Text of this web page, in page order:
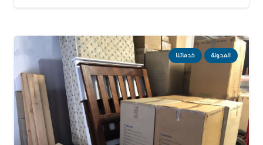
المدونة خدماتنا